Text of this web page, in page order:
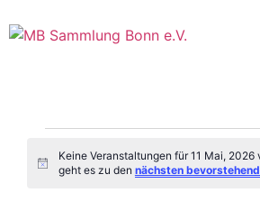
Hinweis
Keine Veranstaltungen für 11 Mai, 2026
geht es zu den nächsten